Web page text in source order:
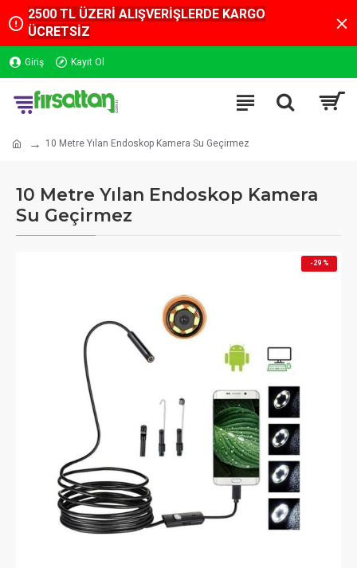
2500 TL ÜZERİ ALIŞVERİŞLERDE KARGO
ÜCRETSİZ
Giriş Kayıt Ol
10 Metre Yılan Endoskop Kamera Su Geçirmez
10 Metre Yılan Endoskop Kamera
Su Geçirmez
-29 %